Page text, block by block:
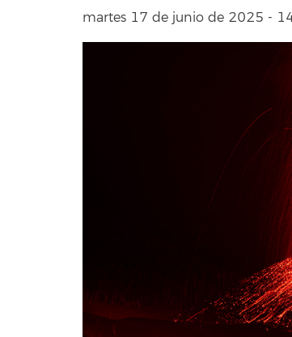
martes 17 de junio de 2025 -